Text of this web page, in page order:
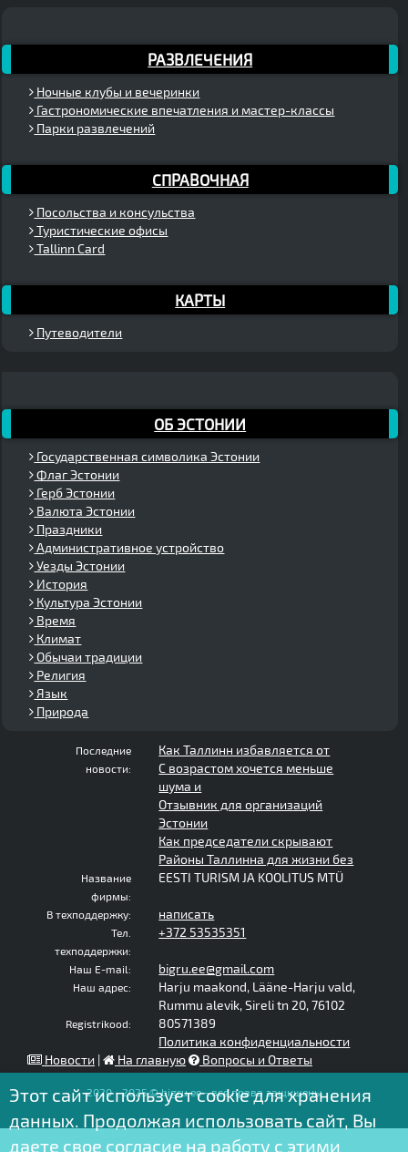
РАЗВЛЕЧЕНИЯ
Ночные клубы и вечеринки
Гастрономические впечатления и мастер-классы
Парки развлечений
СПРАВОЧНАЯ
Посольства и консульства
Туристические офисы
Tallinn Card
КАРТЫ
Путеводители
ОБ ЭСТОНИИ
Государственная символика Эстонии
Флаг Эстонии
Герб Эстонии
Валюта Эстонии
Праздники
Административное устройство
Уезды Эстонии
История
Культура Эстонии
Время
Климат
Обычаи традиции
Религия
Язык
Природа
Последние
новости:
Как Таллинн избавляется от
С возрастом хочется меньше
шума и
Отзывник для организаций
Эстонии
Как председатели скрывают
Районы Таллинна для жизни без
Название
фирмы:
EESTI TURISM JA KOOLITUS MTÜ
В техподдержку: написать
Тел.
техподдержки:
+372 53535351
Наш E-mail: bigru.ee@gmail.com
Наш адрес:
Harju maakond, Lääne-Harju vald,
Rummu alevik, Sireli tn 20, 76102
Registrikood:
80571389
Политика конфиденциальности
Новости | На главную Вопросы и Ответы
2020 - 2025 © bigru.ee - все права защищены
Этот сайт использует cookie для хранения
данных. Продолжая использовать сайт, Вы
даете свое согласие на работу с этими